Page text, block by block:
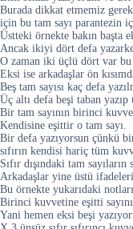
Burada dikkat etmemiz
için bu tam sayı parantezin
Üstteki örnekte bakın başta
Ancak ikiyi dört defa
O zaman iki üçlü dört var bu
Eksi ise arkadaşlar ön
Beş tam sayısı kaç defa
Üç altı defa beşi taban yazıp
Bir tam sayının birinci
Kendisine eşittir o tam sayı.
Bir defa yazıyorsun çünkü
sıfırın kendisi hariç tüm
Sıfır dışındaki tam
Arkadaşlar yine üstü
Bu örnekte yukarıdaki
Birinci kuvvetine eşitti
Yani hemen eksi beşi